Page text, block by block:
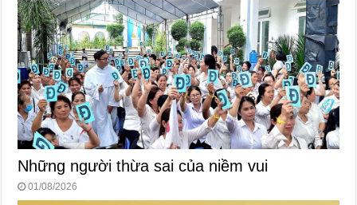
Những người thừa sai của niềm vui
01/08/2026